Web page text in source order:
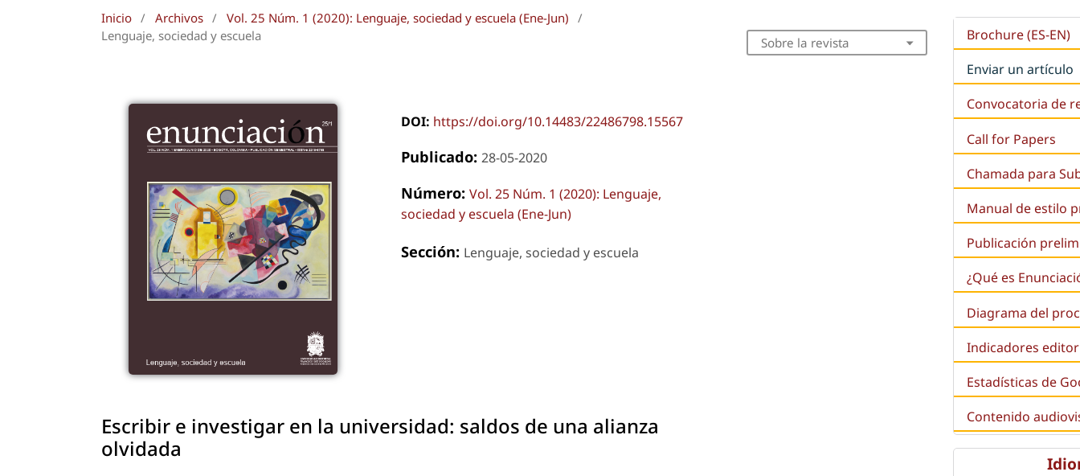
Inicio / Archivos / Vol. 25 Núm. 1 (2020): Lenguaje, sociedad y escuela (Ene-Jun)
/
Lenguaje, sociedad y escuela
DOI: https://doi.org/10.14483/22486798.15567
Publicado: 28-05-2020
Número: Vol. 25 Núm. 1 (2020): Lenguaje,
sociedad y escuela (Ene-Jun)
Sección: Lenguaje, sociedad y escuela
Escribir e investigar en la universidad: saldos de una alianza
olvidada
Sobre la revista
Brochure (ES-EN)
Enviar un artículo
Convocatoria de
Call for Papers
Chamada para
Manual de estilo
Publicación
¿Qué es
Diagrama del
Indicadores
Estadísticas de
Contenido